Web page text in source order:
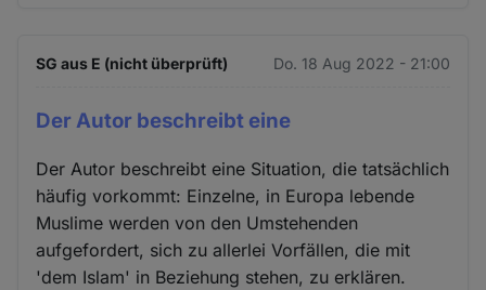
SG aus E (nicht überprüft) Do. 18 Aug 2022 - 21:00
Der Autor beschreibt eine
Der Autor beschreibt eine Situation, die tatsächlich
häufig vorkommt: Einzelne, in Europa lebende
Muslime werden von den Umstehenden
aufgefordert, sich zu allerlei Vorfällen, die mit
'dem Islam' in Beziehung stehen, zu erklären.